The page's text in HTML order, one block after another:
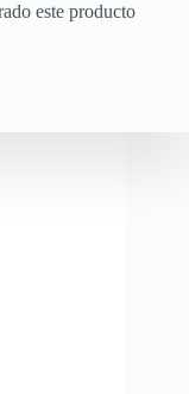
este producto